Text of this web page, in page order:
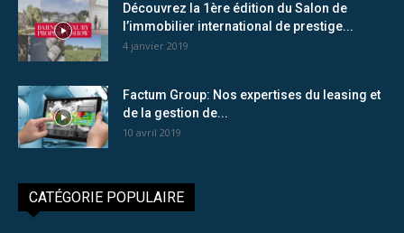
Découvrez la 1ère édition du Salon de
l’immobilier international de prestige...
4 janvier 2019
Factum Group: Nos expertises du leasing et
de la gestion de...
10 avril 2019
CATÉGORIE POPULAIRE